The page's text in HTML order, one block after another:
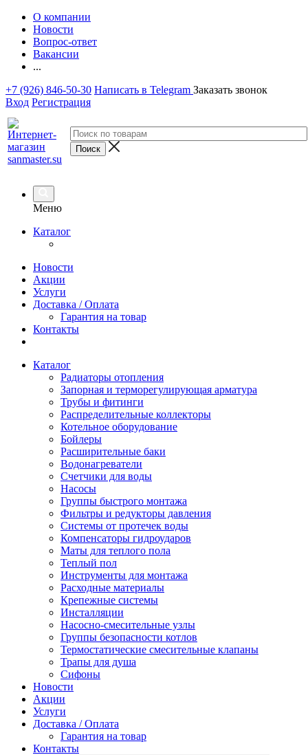
О компании
Новости
Вопрос-ответ
Вакансии
...
+7 (926) 846-50-30 Написать в Telegram Заказать звонок
Вход Регистрация
Меню
Каталог
Новости
Акции
Услуги
Доставка / Оплата
Гарантия на товар
Контакты
Каталог
Радиаторы отопления
Запорная и терморегулирующая арматура
Трубы и фитинги
Распределительные коллекторы
Котельное оборудование
Бойлеры
Расширительные баки
Водонагреватели
Счетчики для воды
Насосы
Группы быстрого монтажа
Фильтры и редукторы давления
Системы от протечек воды
Компенсаторы гидроударов
Маты для теплого пола
Теплый пол
Инструменты для монтажа
Расходные материалы
Крепежные системы
Инсталляции
Насосно-смесительные узлы
Группы безопасности котлов
Термостатические смесительные клапаны
Трапы для душа
Сифоны
Новости
Акции
Услуги
Доставка / Оплата
Гарантия на товар
Контакты